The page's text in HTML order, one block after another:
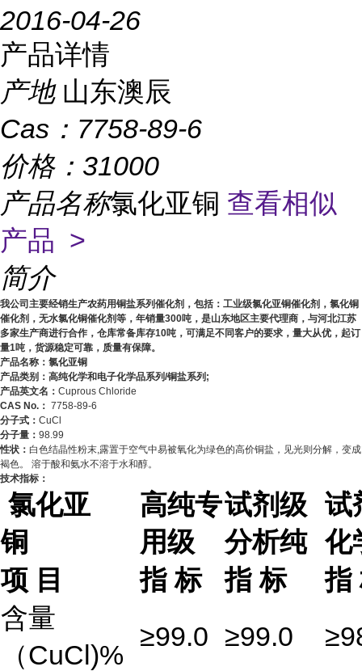
2016-04-26
产品详情
产地 山东澳辰
Cas： 7758-89-6
价格： 31000
产品名称氯化亚铜 查看相似
产品 >
简介
我公司主要经销生产农药用铜盐系列催化剂，包括：工业级氯化亚铜催化剂，氯化铜
催化剂，无水氯化铜催化剂等，年销量300吨，是山东地区主要代理商，与河北江苏
多家生产商进行合作，仓库常备库存10吨，可满足不同客户的要求，量大从优，起订
量1吨，货源稳定可靠，质量有保障。
产品名称： 氯化亚铜
产品类别：高纯化学和电子化学品系列/铜盐系列;
产品英文名： Cuprous Chloride
CAS No.： 7758-89-6
分子式： CuCl
分子量： 98.99
性状： 白色结晶性粉末,露置于空气中易被氧化为绿色的高价铜盐，见光则分解，变成
褐色。 溶于酸和氨水不溶于水和醇。
技术指标：
氯化亚
铜
高纯专
用级
试剂级
分析纯
试
化
项 目
指 标 指 标
指
含量
（CuCl)%
≥99.0 ≥99.0